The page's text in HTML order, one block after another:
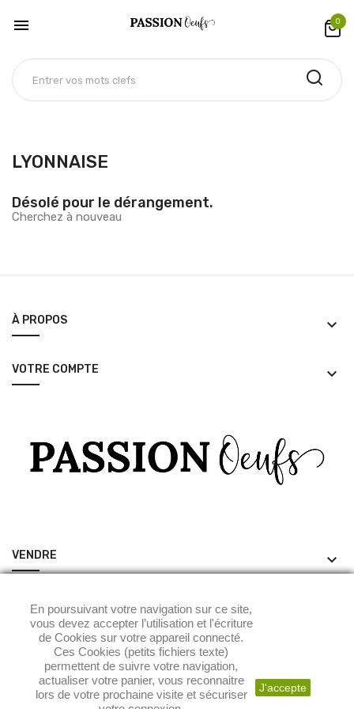
 0
LYONNAISE
Désolé pour le dérangement.
Cherchez à nouveau
À PROPOS keyboard_arrow_down
VOTRE COMPTE keyboard_arrow_down
En poursuivant votre navigation sur ce site,
vous devez accepter l’utilisation et l'écriture
de Cookies sur votre appareil connecté.
Ces Cookies (petits fichiers texte)
permettent de suivre votre navigation,
actualiser votre panier, vous reconnaitre
lors de votre prochaine visite et sécuriser
J'accepte
VENDRE keyboard_arrow_down
ACHETER